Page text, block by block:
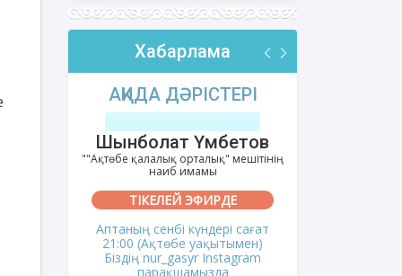
Хабарлама
АҚИДА ДӘРІСТЕРІ
Шынболат Үмбетов
""Ақтөбе қалалық орталық" мешітінің
наиб имамы
ТІКЕЛЕЙ ЭФИРДЕ
Аптаның сенбі күндері сағат
21:00 (Ақтөбе уақытымен)
Біздің nur_gasyr Instagram
парақшамызда